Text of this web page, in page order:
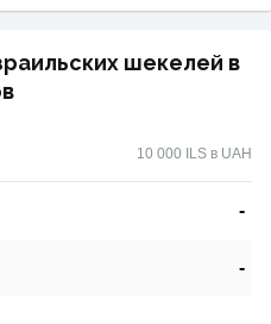
шекелей в
10 000 ILS в UAH
-
-